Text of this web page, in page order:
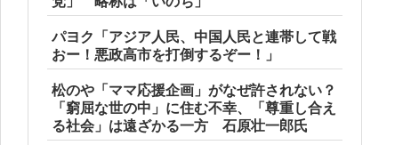
パヨク「アジア人民、中国人民と連帯して戦
おー！悪政高市を打倒するぞー！」
松のや「ママ応援企画」がなぜ許されない？
「窮屈な世の中」に住む不幸、「尊重し合え
る社会」は遠ざかる一方 石原壮一郎氏